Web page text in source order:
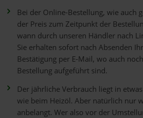
Bei der Online-Bestellung, wie auch
der Preis zum Zeitpunkt der
wann durch unseren Händler nach
Sie erhalten sofort nach Absenden
Bestätigung per E-Mail, wo auch
Bestellung aufgeführt sind.
Der jährliche Verbrauch liegt in
wie beim Heizöl. Aber natürlich nur
anbelangt. Wer also vor der